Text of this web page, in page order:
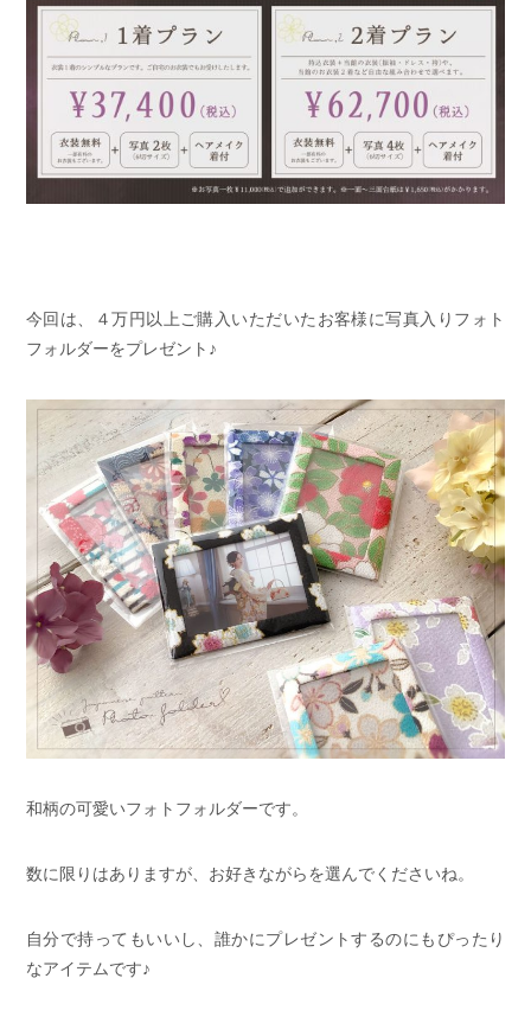
今回は、４万円以上ご購入いただいたお客様に写真入りフォト
フォルダーをプレゼント♪
和柄の可愛いフォトフォルダーです。
数に限りはありますが、お好きながらを選んでくださいね。
自分で持ってもいいし、誰かにプレゼントするのにもぴったり
なアイテムです♪